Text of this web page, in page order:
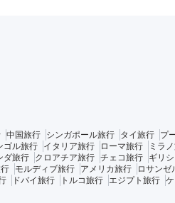
中国旅行 シンガポール旅行 タイ旅行 プ
ゴル旅行 イタリア旅行 ローマ旅行 ミラ
ダ旅行 クロアチア旅行 チェコ旅行 ギリ
モルディブ旅行 アメリカ旅行 ロサンゼ
ドバイ旅行 トルコ旅行 エジプト旅行